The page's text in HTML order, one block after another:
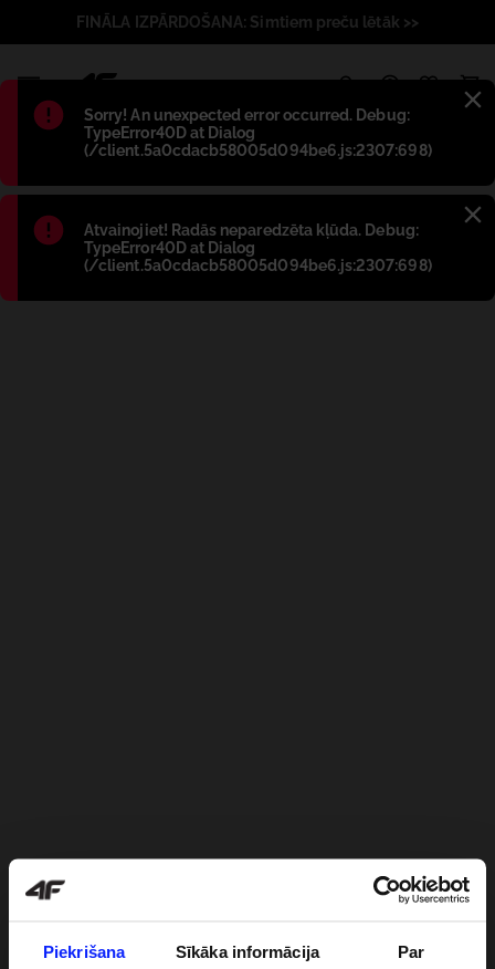
Piekrišana Sīkāka informācija Par
Błąd:
Sorry! An unexpected error occurred. Debug:
TypeError40D at Dialog
(/client.5a0cdacb58005d094be6.js:2307:698)
Błąd:
Atvainojiet! Radās neparedzēta kļūda. Debug:
TypeError40D at Dialog
(/client.5a0cdacb58005d094be6.js:2307:698)
FINĀLA IZPĀRDOŠANA: Simtiem preču lētāk >>